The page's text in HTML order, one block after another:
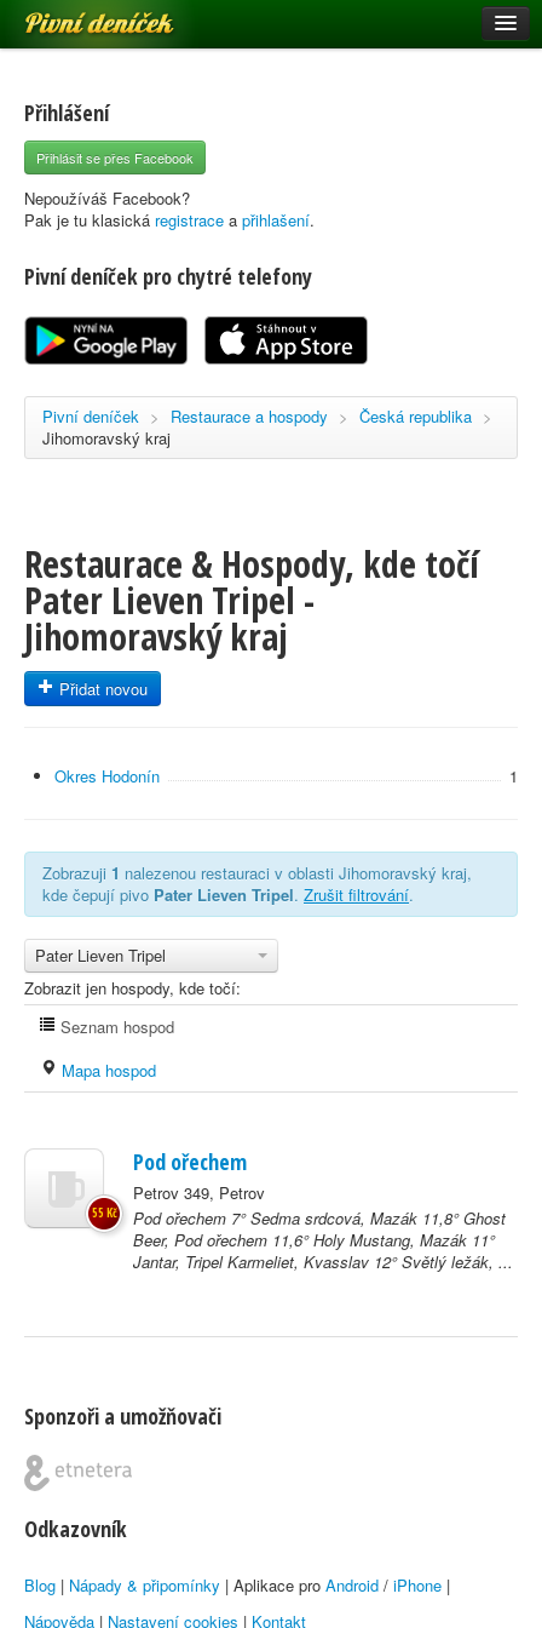
Pivní deníček
Pivní mapa
Pivní značky
Nápověda
Registrace
Přihlášení
Přihlásit se přes Facebook
Nepoužíváš Facebook?
Pak je tu klasická registrace a přihlašení.
Pivní deníček pro chytré telefony
Pivní deníček > Restaurace a hospody > Česká republika >
Jihomoravský kraj
Restaurace & Hospody, kde točí
Pater Lieven Tripel -
Jihomoravský kraj
Přidat novou
Okres Hodonín 1
Zobrazuji 1 nalezenou restauraci v oblasti Jihomoravský kraj,
kde čepují pivo Pater Lieven Tripel. Zrušit filtrování.
Pater Lieven Tripel
Zobrazit jen hospody, kde točí:
Seznam hospod
Mapa hospod
Pod ořechem
Petrov 349, Petrov
Pod ořechem 7° Sedma srdcová, Mazák 11,8° Ghost
Beer, Pod ořechem 11,6° Holy Mustang, Mazák 11°
Jantar, Tripel Karmeliet, Kvasslav 12° Světlý ležák, ...
55 Kč
Sponzoři a umožňovači
Odkazovník
Blog | Nápady & připomínky | Aplikace pro Android / iPhone |
Nápověda | Nastavení cookies | Kontakt